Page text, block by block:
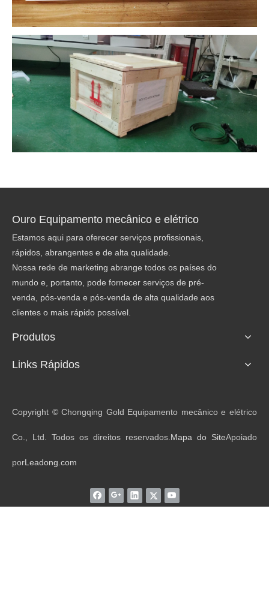
Ouro Equipamento mecânico e elétrico
Estamos aqui para oferecer serviços profissionais,
rápidos, abrangentes e de alta qualidade.
Nossa rede de marketing abrange todos os países do
mundo e, portanto, pode fornecer serviços de pré-
venda, pós-venda e pós-venda de alta qualidade aos
clientes o mais rápido possível.
Produtos
Links Rápidos
Copyright © Chongqing Gold Equipamento mecânico e elétrico
Co., Ltd. Todos os direitos reservados. Mapa do SiteApoiado
porLeadong.com